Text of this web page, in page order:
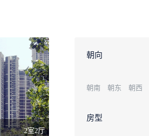
2室2厅
朝向
朝南 朝东 朝西
房型